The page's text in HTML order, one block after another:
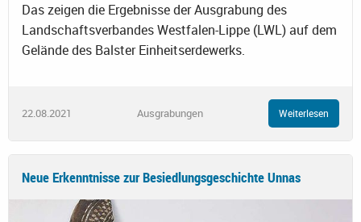
Das zeigen die Ergebnisse der Ausgrabung des
Landschaftsverbandes Westfalen-Lippe (LWL) auf dem
Gelände des Balster Einheitserdewerks.
22.08.2021 Ausgrabungen Weiterlesen
Neue Erkenntnisse zur Besiedlungsgeschichte Unnas